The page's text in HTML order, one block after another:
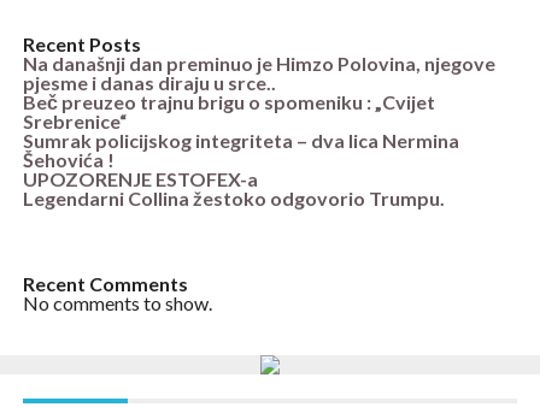
Recent Posts
Na današnji dan preminuo je Himzo Polovina, njegove
pjesme i danas diraju u srce..
Beč preuzeo trajnu brigu o spomeniku : „Cvijet
Srebrenice“
Sumrak policijskog integriteta – dva lica Nermina
Šehovića !
UPOZORENJE ESTOFEX-a
Legendarni Collina žestoko odgovorio Trumpu.
Recent Comments
No comments to show.